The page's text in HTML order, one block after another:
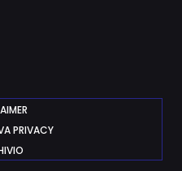
PRIVACY